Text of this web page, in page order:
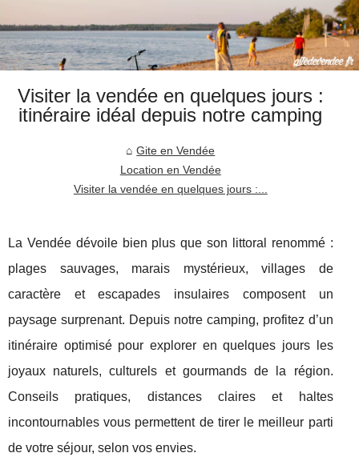
Visiter la vendée en quelques jours :
itinéraire idéal depuis notre camping
Gite en Vendée
Location en Vendée
Visiter la vendée en quelques jours :...
La Vendée dévoile bien plus que son littoral renommé :
plages sauvages, marais mystérieux, villages de
caractère et escapades insulaires composent un
paysage surprenant. Depuis notre camping, profitez d’un
itinéraire optimisé pour explorer en quelques jours les
joyaux naturels, culturels et gourmands de la région.
Conseils pratiques, distances claires et haltes
incontournables vous permettent de tirer le meilleur parti
de votre séjour, selon vos envies.